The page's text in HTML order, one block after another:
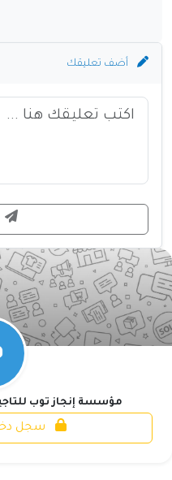
أضف تعليقك
مؤسسة إنجاز توب
سجل